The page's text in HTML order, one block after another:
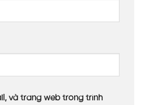
và trang web trong trình